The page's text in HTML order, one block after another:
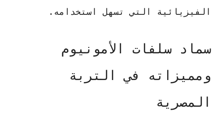
الفيزيائية التي تسهل استخدامه.
سماد سلفات الأمونيوم
ومميزاته في التربة
المصرية